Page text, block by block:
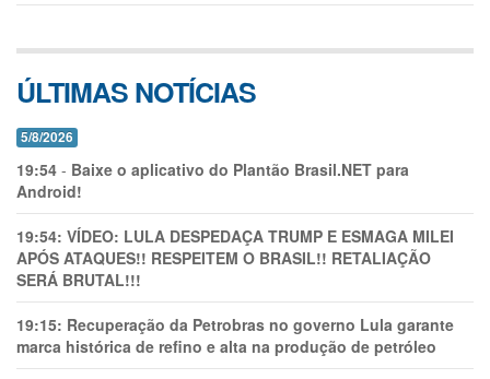
ÚLTIMAS NOTÍCIAS
5/8/2026
19:54 - Baixe o aplicativo do Plantão Brasil.NET para
Android!
19:54: VÍDEO: LULA DESPEDAÇA TRUMP E ESMAGA MILEI
APÓS ATAQUES!! RESPEITEM O BRASIL!! RETALIAÇÃO
SERÁ BRUTAL!!!
19:15: Recuperação da Petrobras no governo Lula garante
marca histórica de refino e alta na produção de petróleo